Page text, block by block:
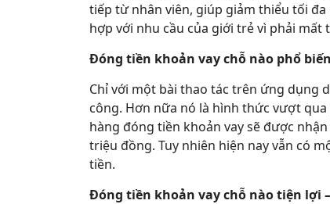
tiếp từ nhân viên, giúp giảm thiểu tối
hợp với nhu cầu của giới trẻ vì phải mất
Đóng tiền khoản vay chỗ nào phổ
Chỉ với một bài thao tác trên ứng dụng
công. Hơn nữa nó là hình thức vượt
hàng đóng tiền khoản vay sẽ được
triệu đồng. Tuy nhiên hiện nay vẫn có
tiền.
Đóng tiền khoản vay chỗ nào tiện lợi